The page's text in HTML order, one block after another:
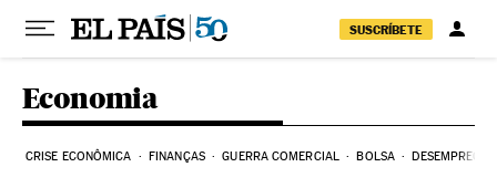
Pular para o conteúdo
SUSCRÍBETE
Economia
CRISE ECONÔMICA FINANÇAS GUERRA COMERCIAL BOLSA DESEMPREGO